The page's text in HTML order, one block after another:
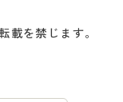
プ
載を禁じます。